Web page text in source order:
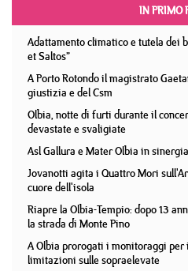
IN PRIMO
Adattamento climatico e tutela dei
et Saltos”
A Porto Rotondo il magistrato
giustizia e del Csm
Olbia, notte di furti durante il
devastate e svaligiate
Asl Gallura e Mater Olbia in
Jovanotti agita i Quattro Mori
cuore dell'isola
Riapre la Olbia-Tempio: dopo 13
la strada di Monte Pino
A Olbia prorogati i monitoraggi
limitazioni sulle sopraelevate